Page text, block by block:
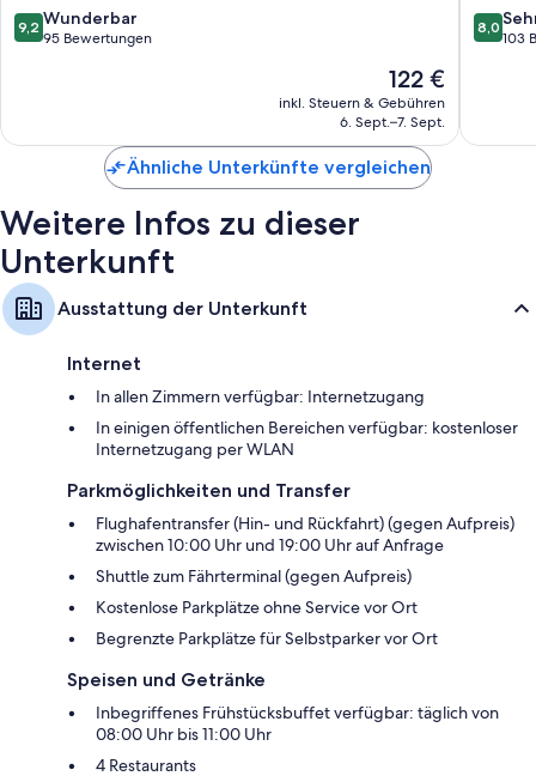
9.2
von
9,2 Wunderbar
95 Bewertungen
Der
Preis
beträgt
122 €
inkl. Steuern & Gebühren
6. Sept.–7. Sept.
8.0
von
8,0
103
Ähnliche Unterkünfte vergleichen
Weitere Infos zu dieser
Unterkunft
Ausstattung der Unterkunft
Internet
In allen Zimmern verfügbar: Internetzugang
In einigen öffentlichen Bereichen verfügbar: kostenloser
Internetzugang per WLAN
Parkmöglichkeiten und Transfer
Flughafentransfer (Hin- und Rückfahrt) (gegen Aufpreis)
zwischen 10:00 Uhr und 19:00 Uhr auf Anfrage
Shuttle zum Fährterminal (gegen Aufpreis)
Kostenlose Parkplätze ohne Service vor Ort
Begrenzte Parkplätze für Selbstparker vor Ort
Speisen und Getränke
Inbegriffenes Frühstücksbuffet verfügbar: täglich von
08:00 Uhr bis 11:00 Uhr
4 Restaurants